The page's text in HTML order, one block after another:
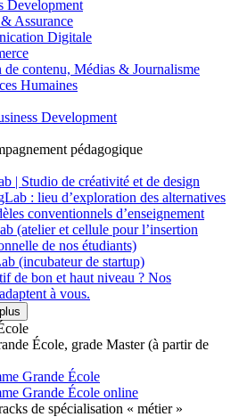
Development
Assurance
Digitale
de contenu, Médias & Journalisme
Humaines
Development
pédagogique
| Studio de créativité et de design
: lieu d’exploration des alternatives
conventionnels d’enseignement
(atelier et cellule pour l’insertion
de nos étudiants)
(incubateur de startup)
de bon et haut niveau ? Nos
à vous.
École, grade Master (à partir de
Grande École
Grande École online
de spécialisation « métier »